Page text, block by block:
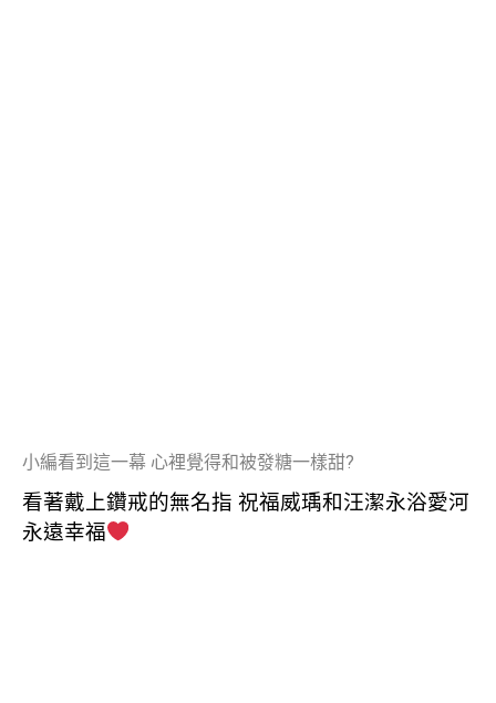
小編看到這一幕 心裡覺得和被發糖一樣甜?
看著戴上鑽戒的無名指 祝福威瑀和汪潔永浴愛河
永遠幸福